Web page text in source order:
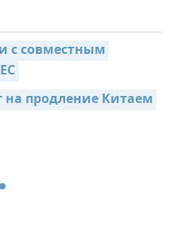
с совместным
на продление Китаем